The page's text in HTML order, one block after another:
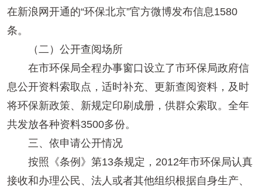
在新浪网开通的“环保北京”官方微博发布信息1580
条。
（二）公开查阅场所
在市环保局全程办事窗口设立了市环保局政府信
息公开资料索取点，适时补充、更新查阅资料，及时
将环保新政策、新规定印刷成册，供群众索取。全年
共发放各种资料3500多份。
三、依申请公开情况
按照《条例》第13条规定，2012年市环保局认真
接收和办理公民、法人或者其他组织根据自身生产、